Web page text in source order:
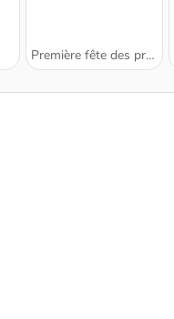
Première fête des princesses